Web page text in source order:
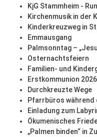
KjG Stammheim -
Kirchenmusik in der
Kinderkreuzweg in
Emmausgang
Palmsonntag –
Osternachtsfeiern
Familien- und
Erstkommunion
Durchkreuzte Wege
Pfarrbüros
Einladung zum
Ökumenisches
„Palmen binden“ in